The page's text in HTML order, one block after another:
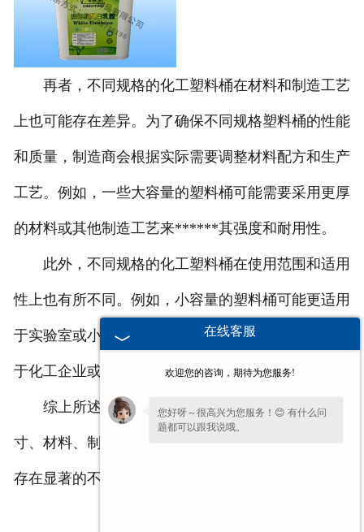
再者，不同规格的化工塑料桶在材料和制造工艺
上也可能存在差异。为了确保不同规格塑料桶的性能
和质量，制造商会根据实际需要调整材料配方和生产
工艺。例如，一些大容量的塑料桶可能需要采用更厚
的材料或其他制造工艺来******其强度和耐用性。
此外，不同规格的化工塑料桶在使用范围和适用
性上也有所不同。例如，小容量的塑料桶可能更适用
于实验室或小型生产线，而大容量的塑料桶则更适用
于化工企业或仓库的存储和运输。
综上所述，不同规格的化工塑料桶在容量、尺
寸、材料、制造工艺以及使用范围和适用性等方面都
存在显著的不同。
在线客服
欢迎您的咨询，期待为您服务!
您好呀～很高兴为您服务！😊 有什么问
题都可以跟我说哦。